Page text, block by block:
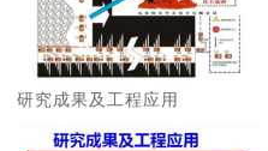
研究成果及工程应用